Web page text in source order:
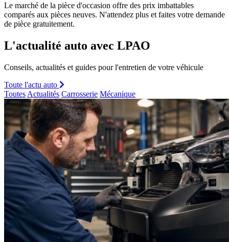
Le marché de la pièce d'occasion offre des prix imbattables
comparés aux pièces neuves. N'attendez plus et faites votre demande
de pièce gratuitement.
L'actualité auto avec LPAO
Conseils, actualités et guides pour l'entretien de votre véhicule
Toute l'actu auto
Toutes Actualités Carrosserie Mécanique